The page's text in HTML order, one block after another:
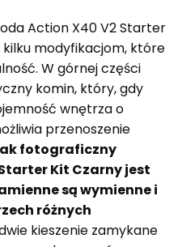
Action X40 V2 Starter
kilku modyfikacjom, które
W górnej części
komin, który, gdy
wnętrza o
przenoszenie
fotograficzny
Kit Czarny jest
są wymienne i
różnych
kieszenie zamykane